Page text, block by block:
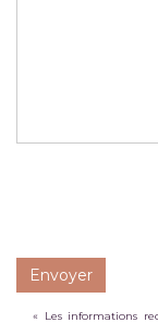
Envoyer
« Les informations